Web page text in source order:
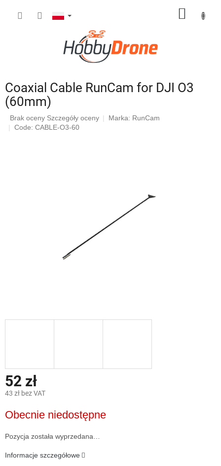
Coaxial Cable RunCam for DJI O3
(60mm)
Średnia
ocena
Brak oceny Szczegóły oceny Marka: RunCam
Code: CABLE-O3-60
52 zł
43 zł bez VAT
jednostkowa:
Obecnie niedostępne
Pozycja została wyprzedana…
Informacje szczegółowe